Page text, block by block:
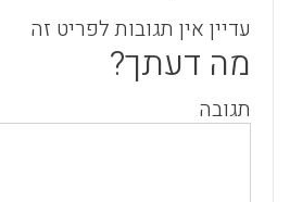
עדיין אין תגובות לפריט זה
מה דעתך?
תגובה